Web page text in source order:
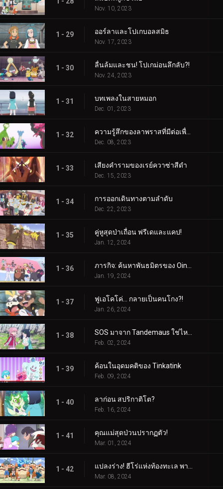
Nov. 10, 2023
1 - 29 ออร์ลาและโปเกบอลสมิธ
Nov. 17, 2023
1 - 30 ลื่นล้มและชน! โปเกม่อนลึกลับ?!
Nov. 24, 2023
1 - 31 บทเพลงในสายหมอก
Dec. 01, 2023
1 - 32
Dec. 08, 2023
1 - 33 เสียงคำรามของเรย์ควาซ่าสีดำ
Dec. 15, 2023
1 - 34 การออกเดินทางตามลำดับ
Dec. 22, 2023
1 - 35 คู่หูสุดป่าเถื่อน ฟรีเดและแคป!
Jan. 12, 2024
1 - 36
Jan. 19, 2024
1 - 37 ฟูเอโคโค่... กลายเป็นคนโกง?!
Jan. 26, 2024
1 - 38
Feb. 02, 2024
1 - 39 ค้อนในอุดมคติของ Tinkatink
Feb. 09, 2024
1 - 40 ลาก่อน สปริกาติโต?
Feb. 16, 2024
1 - 41 คุณแม่สุดป่วนปรากฏตัว!
Mar. 01, 2024
1 - 42
Mar. 08, 2024